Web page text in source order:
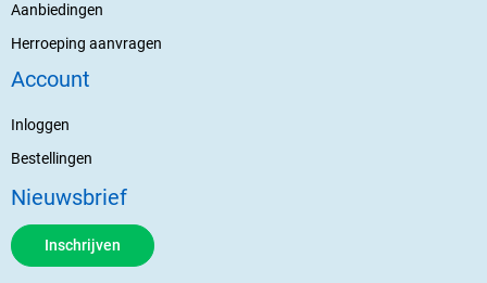
Aanbiedingen
Herroeping aanvragen
Account
Inloggen
Bestellingen
Nieuwsbrief
Inschrijven